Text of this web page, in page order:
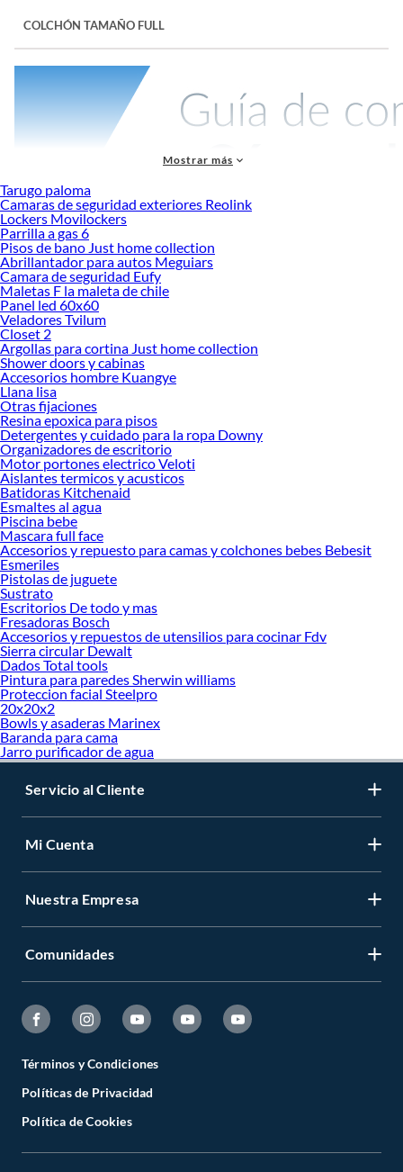
COLCHÓN TAMAÑO FULL
Descansa como te mereces con nuestros
el equilibrio perfecto entre comodidad y soporte. Ideales para cualquier
dormitorio, nuestroscolchones full 135x190
amplitud suficiente para un descanso reparador, adaptándose a tu postura y
necesidades.
Elige entre diferentes modelos de
confort noche tras noche. Ya sea que busques uncolchón cama full
colchón full sizemás moderno, encontrarás la opción perfecta para disfrutar de
un sueño profundo y relajante.
Transforma tu descanso con nuestros
renovado, con energía y listo para enfrentar tus desafíos con comodidad y
bienestar.
Mostrar más
Tarugo paloma
Camaras de seguridad exteriores Reolink
Lockers Movilockers
Parrilla a gas 6
Pisos de bano Just home collection
Abrillantador para autos Meguiars
Camara de seguridad Eufy
Maletas F la maleta de chile
Panel led 60x60
Veladores Tvilum
Closet 2
Argollas para cortina Just home collection
Shower doors y cabinas
Accesorios hombre Kuangye
Llana lisa
Otras fijaciones
Resina epoxica para pisos
Detergentes y cuidado para la ropa Downy
Organizadores de escritorio
Motor portones electrico Veloti
Aislantes termicos y acusticos
Batidoras Kitchenaid
Esmaltes al agua
Piscina bebe
Mascara full face
Accesorios y repuesto para camas y colchones bebes Bebesit
Esmeriles
Pistolas de juguete
Sustrato
Escritorios De todo y mas
Fresadoras Bosch
Accesorios y repuestos de utensilios para cocinar Fdv
Sierra circular Dewalt
Dados Total tools
Pintura para paredes Sherwin williams
Proteccion facial Steelpro
20x20x2
Bowls y asaderas Marinex
Baranda para cama
Jarro purificador de agua
Servicio al Cliente
Mi Cuenta
Nuestra Empresa
Comunidades
Términos y Condiciones
Políticas de Privacidad
Política de Cookies